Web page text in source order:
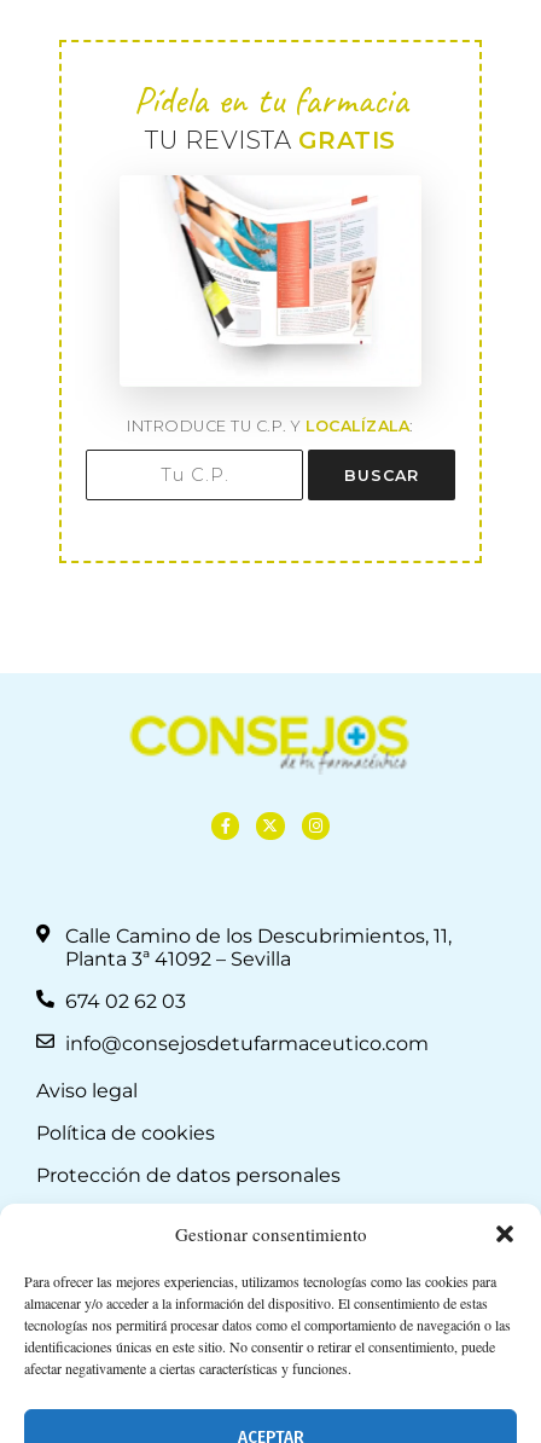
Gestionar consentimiento
Para ofrecer las mejores experiencias, utilizamos tecnologías como las cookies para
almacenar y/o acceder a la información del dispositivo. El consentimiento de estas
tecnologías nos permitirá procesar datos como el comportamiento de navegación o las
identificaciones únicas en este sitio. No consentir o retirar el consentimiento, puede
afectar negativamente a ciertas características y funciones.
ACEPTAR
Pídela en tu farmacia
TU REVISTA GRATIS
INTRODUCE TU C.P. Y LOCALÍZALA:
BUSCAR
Calle Camino de los Descubrimientos, 11,
Planta 3ª 41092 – Sevilla
674 02 62 03
info@consejosdetufarmaceutico.com
Aviso legal
Política de cookies
Protección de datos personales